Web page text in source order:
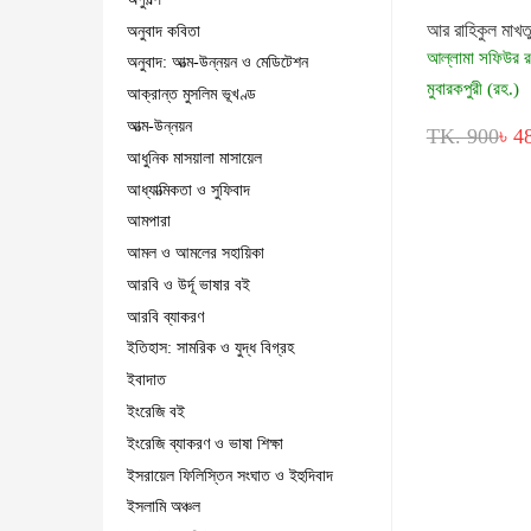
অনুবাদ কবিতা
অনুবাদ: আত্ম-উন্নয়ন ও মেডিটেশন
আক্রান্ত মুসলিম ভূখণ্ড
আত্ম-উন্নয়ন
আধুনিক মাসয়ালা মাসায়েল
আধ্যাত্মিকতা ও সুফিবাদ
আমপারা
আমল ও আমলের সহায়িকা
আরবি ও উর্দূ ভাষার বই
আরবি ব্যাকরণ
ইতিহাস: সামরিক ও যুদ্ধ বিগ্রহ
ইবাদাত
ইংরেজি বই
ইংরেজি ব্যাকরণ ও ভাষা শিক্ষা
ইসরায়েল ফিলিস্তিন সংঘাত ও ইহুদিবাদ
ইসলামি অঞ্চল
আর রাহিকুল
আল্লামা সফিউর
মুবারকপুরী (রহ.)
TK. 900৳